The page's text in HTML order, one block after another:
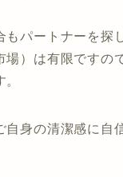
もパートナーを探
場）は有限ですの
自身の清潔感に自